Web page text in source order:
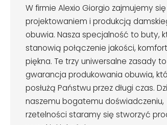
W firmie Alexio Giorgio zajmujemy się
projektowaniem i produkcją
obuwia. Nasza specjalność to buty,
stanowią połączenie jakości,
piękna. Te trzy uniwersalne zasady to
gwarancja produkowania obuwia,
posłużą Państwu przez długi czas.
naszemu bogatemu doświadczeniu,
rzetelności staramy się stworzyć